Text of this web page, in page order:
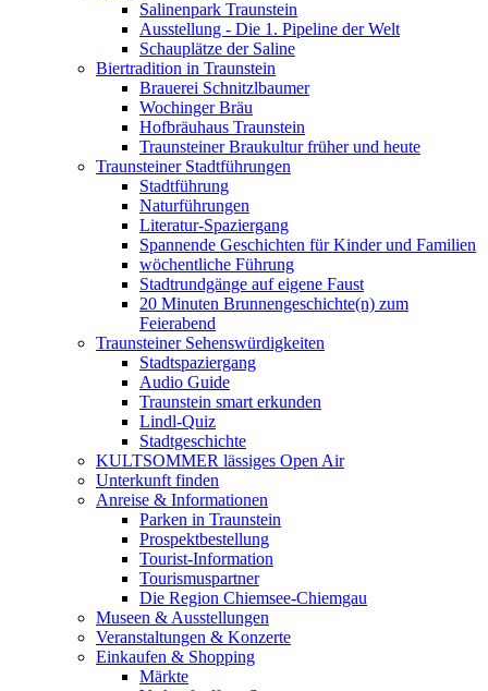
Salinenpark Traunstein
Ausstellung - Die 1. Pipeline der Welt
Schauplätze der Saline
Biertradition in Traunstein
Brauerei Schnitzlbaumer
Wochinger Bräu
Hofbräuhaus Traunstein
Traunsteiner Braukultur früher und heute
Traunsteiner Stadtführungen
Stadtführung
Naturführungen
Literatur-Spaziergang
Spannende Geschichten für Kinder und Familien
wöchentliche Führung
Stadtrundgänge auf eigene Faust
20 Minuten Brunnengeschichte(n) zum
Feierabend
Traunsteiner Sehenswürdigkeiten
Stadtspaziergang
Audio Guide
Traunstein smart erkunden
Lindl-Quiz
Stadtgeschichte
KULTSOMMER lässiges Open Air
Unterkunft finden
Anreise & Informationen
Parken in Traunstein
Prospektbestellung
Tourist-Information
Tourismuspartner
Die Region Chiemsee-Chiemgau
Museen & Ausstellungen
Veranstaltungen & Konzerte
Einkaufen & Shopping
Märkte